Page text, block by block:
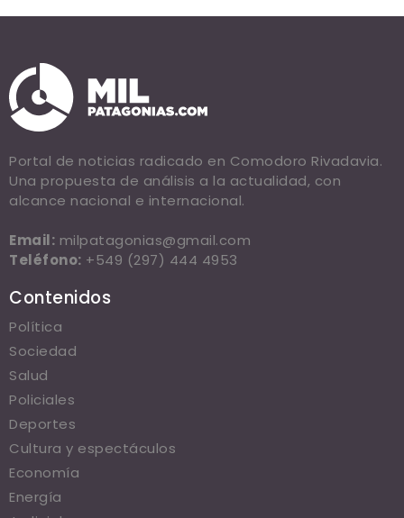
Portal de noticias radicado en Comodoro Rivadavia.
Una propuesta de análisis a la actualidad, con
alcance nacional e internacional.
Email: milpatagonias@gmail.com
Teléfono: +549 (297) 444 4953
Contenidos
Política
Sociedad
Salud
Policiales
Deportes
Cultura y espectáculos
Economía
Energía